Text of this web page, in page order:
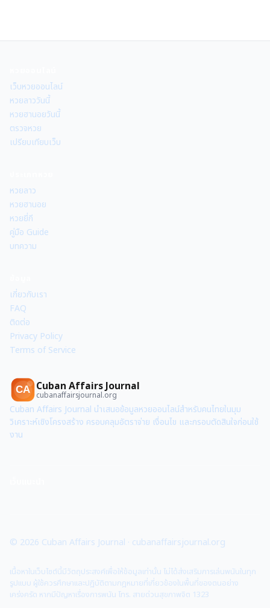
เว็บหวยออนไลน์
หวยลาววันนี้
หวยฮานอยวันนี้
ตรวจหวย
เปรียบเทียบเว็บ
หวยลาว
หวยฮานอย
หวยยี่กี
คู่มือ Guide
บทความ
เกี่ยวกับเรา
FAQ
ติดต่อ
Privacy Policy
Terms of Service
CA Cuban Affairs Journal
cubanaffairsjournal.org
Cuban Affairs Journal นำเสนอข้อมูลหวยออนไลน์สำหรับคนไทยในมุม
วิเคราะห์เชิงโครงสร้าง ครอบคลุมอัตราจ่าย เงื่อนไข และกรอบตัดสินใจก่อนใช้
งาน
© 2026 Cuban Affairs Journal · cubanaffairsjournal.org
เนื้อหาในเว็บไซต์นี้มีวัตถุประสงค์เพื่อให้ข้อมูลเท่านั้น ไม่ได้ส่งเสริมการเล่นพนันในทุก
รูปแบบ ผู้ใช้ควรศึกษาและปฏิบัติตามกฎหมายที่เกี่ยวข้องในพื้นที่ของตนอย่าง
เคร่งครัด หากมีปัญหาเรื่องการพนัน โทร. สายด่วนสุขภาพจิต 1323